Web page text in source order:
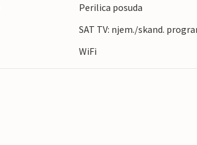
Perilica posuda
SAT TV: njem./skand.
WiFi